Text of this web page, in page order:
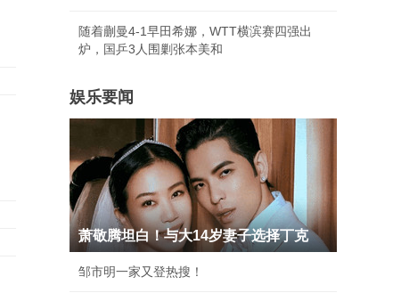
随着蒯曼4-1早田希娜，WTT横滨赛四强出
炉，国乒3人围剿张本美和
娱乐要闻
萧敬腾坦白！与大14岁妻子选择丁克
邹市明一家又登热搜！